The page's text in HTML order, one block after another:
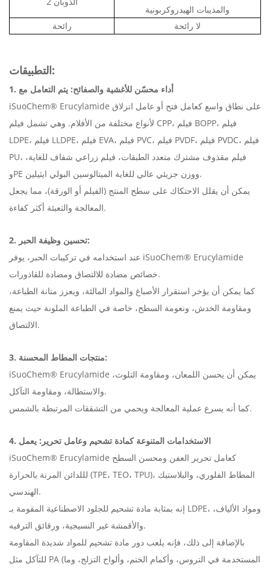
والمذيبات الهيدروكربونية
رائحة
لا رائحة
التطبيقات:
1. أداء محسّن للأغشية والصفائح: يتم التعامل مع
iSuoChem® Erucylamide
لأنواع مختلفة من الأفلام. وهي تشمل فيلم CPP، فيلم BOPP، فيلم
LDPE، فيلم LLDPE، فيلم EVA، فيلم PVC، فيلم PVDF، فيلم PVDC، فيلم
PU، فيلم مقذوف مشترك متعدد الطبقات، فيلم زراعي شفاف للغاية،
وPE ووزن جزيئي عالي للغاية الميتالوسين البولي ايثيلين.
يمكن أن يقلل الاحتكاك على سطح المنتج (الفيلم أو الورقة)، مما يجعل
المعالجة والتعبئة أكثر كفاءة.
2. تحسين وظيفة الحبر:
iSuoChem® Erucylamide
خصائص مضادة للالتصاق ومضادة للقاذورات.
كما يمكن أن يؤخر استقرار الأصباغ والمواد المالئة، ويعزز متانة الطباعة،
ومقاومة الخدش، ونعومة السطح، خاصة في الطباعة الملونة حيث يمنع
الالتصاق.
3. منتجات المطاط المحسنة:
iSuoChem® Erucylamide
والاستطالة، ومقاومة التآكل.
كما أنه يسرع عملية المعالجة ويحمي من التشققات المرتبطة بالشمس.
4. الاستخدامات المتنوعة كمادة تشحيم وعامل تحرير: يعمل
iSuoChem® Erucylamide
لللدائن المرنة بالحرارة (TPE، TEO، TPU)، المطاط الفلوري، والبلاستيك
الهندسي.
إنه بمثابة مادة تشحيم للجلود الاصطناعية المقومة بـ LDPE، ومواد الألياف،
والأقمشة غير النسيجية، ورقائق الترفيه.
بالإضافة إلى ذلك، فإنه يلعب دور مادة تشحيم للمواد شديدة المقاومة
للتآكل مثل PA (المستخدمة في التروس، وأكمام الختم، وألواح التزلج، وما